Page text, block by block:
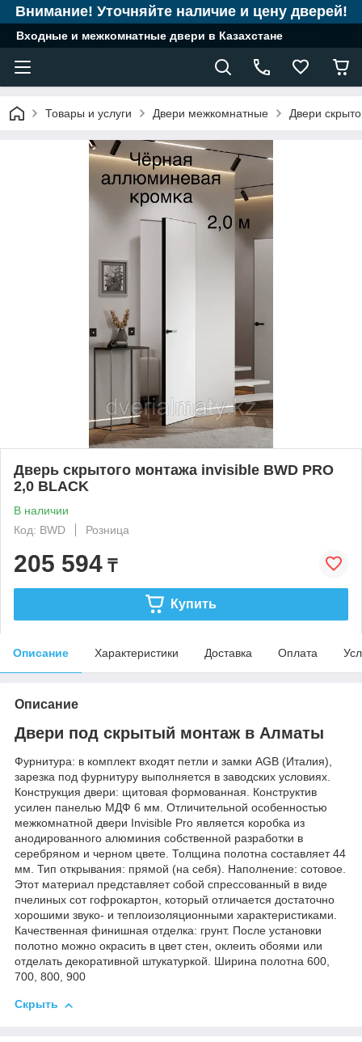
Внимание! Уточняйте наличие и цену дверей!
Входные и межкомнатные двери в Казахстане
Товары и услуги Двери межкомнатные Двери
Дверь скрытого монтажа invisible BWD PRO
2,0 BLACK
В наличии
Код: BWD
Розница
205 594 ₸
Купить
Описание Характеристики Доставка Оплата
Описание
Двери под скрытый монтаж в Алматы
Фурнитура: в комплект входят петли и замки AGB (Италия),
зарезка под фурнитуру выполняется в заводских условиях.
Конструкция двери: щитовая формованная. Конструктив
усилен панелью МДФ 6 мм. Отличительной особенностью
межкомнатной двери Invisible Pro является коробка из
анодированного алюминия собственной разработки в
серебряном и черном цвете. Толщина полотна составляет 44
мм. Тип открывания: прямой (на себя). Наполнение: сотовое.
Этот материал представляет собой спрессованный в виде
пчелиных сот гофрокартон, который отличается достаточно
хорошими звуко- и теплоизоляционными характеристиками.
Качественная финишная отделка: грунт. После установки
полотно можно окрасить в цвет стен, оклеить обоями или
отделать декоративной штукатуркой. Ширина полотна 600,
700, 800, 900
Скрыть